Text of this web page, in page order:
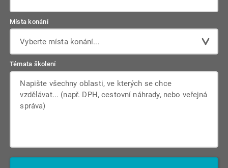
Místa konání
Vyberte místa konání...
Témata školení